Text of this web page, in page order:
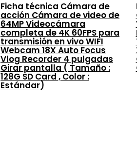
Ficha técnica Cámara de
acción Cámara de video de
64MP Videocámara
completa de 4K 60FPS para
transmisión en vivo WIFI
Webcam 18X Auto Focus
Vlog Recorder 4 pulgadas
Girar pantalla ( Tamaño :
128G SD Card , Color :
Estándar)